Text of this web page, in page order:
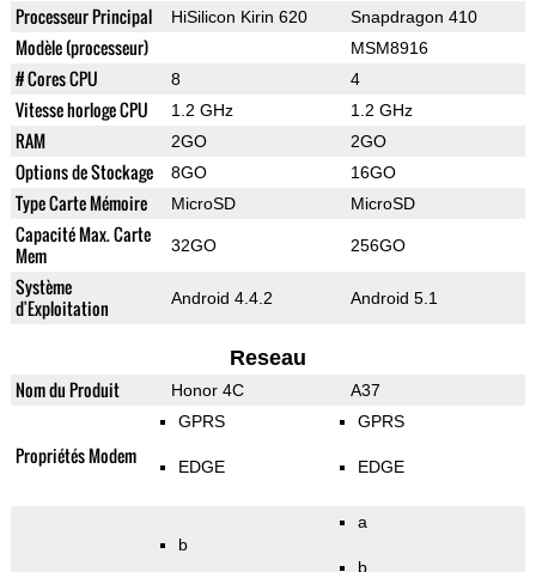
Processeur Principal HiSilicon Kirin 620 Snapdragon 410
Modèle (processeur) MSM8916
# Cores CPU 8 4
Vitesse horloge CPU 1.2 GHz 1.2 GHz
RAM 2GO 2GO
Options de Stockage 8GO 16GO
Type Carte Mémoire MicroSD MicroSD
Capacité Max. Carte
Mem
32GO 256GO
Système
d'Exploitation
Android 4.4.2 Android 5.1
Reseau
Nom du Produit Honor 4C A37
Propriétés Modem
GPRS
EDGE
GPRS
EDGE
b
a
b